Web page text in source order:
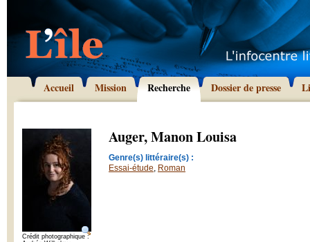
Accueil Mission Recherche Dossier de presse
Crédit photographique :
Auger, Manon Louisa
Genre(s) littéraire(s) :
Essai-étude, Roman